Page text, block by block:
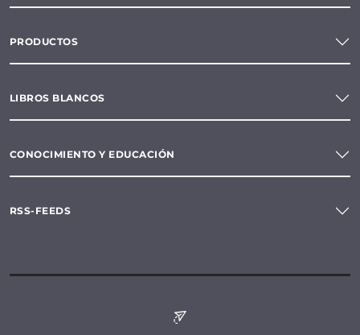
PRODUCTOS
LIBROS BLANCOS
CONOCIMIENTO Y EDUCACIÓN
RSS-FEEDS